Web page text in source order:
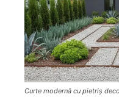
Curte modernă cu pietriș